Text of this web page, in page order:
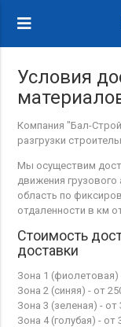
Условия
Компания "Бал-
разгрузки
Мы осуществим
движения
область по
отдаленности в км
Стоимость
доставки
Зона 1 (фиолетовая)
Зона 2 (синяя) - от
Зона 3 (зеленая) - от
Зона 4 (голубая) - от